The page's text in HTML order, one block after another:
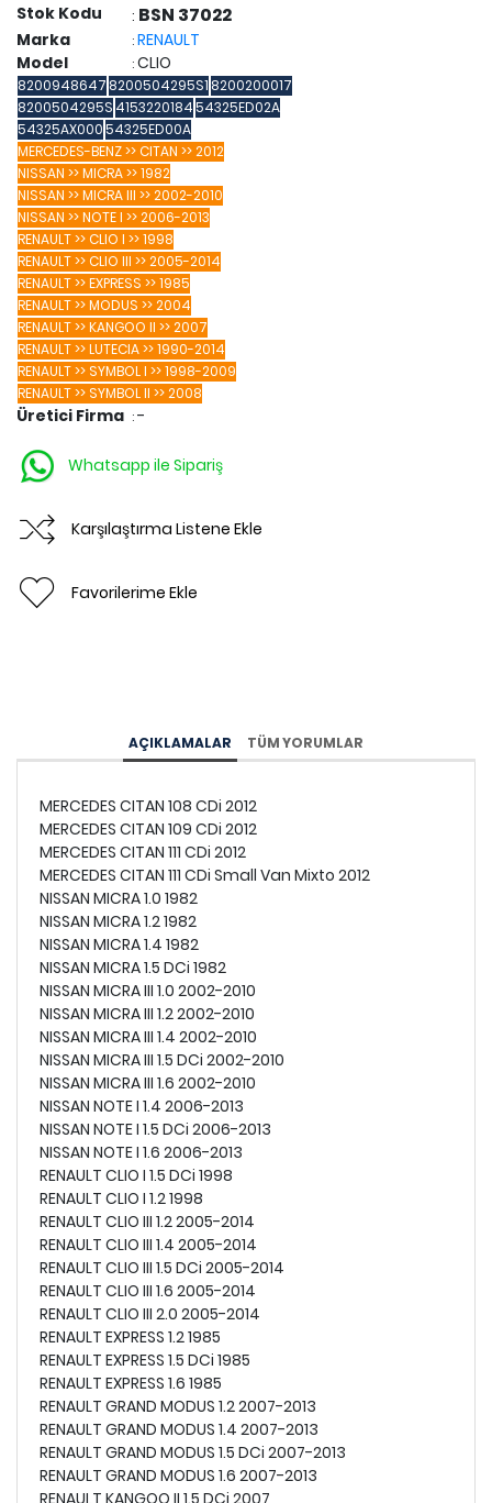
Stok Kodu : BSN 37022
Marka : RENAULT
Model
: CLIO
8200948647 8200504295S1 8200200017
8200504295S 415322018454325ED02A
54325AX00054325ED00A
MERCEDES-BENZ >> CITAN >> 2012
NISSAN >> MICRA >> 1982
NISSAN >> MICRA III >> 2002-2010
NISSAN >> NOTE I >> 2006-2013
RENAULT >> CLIO I >> 1998
RENAULT >> CLIO III >> 2005-2014
RENAULT >> EXPRESS >> 1985
RENAULT >> MODUS >> 2004
RENAULT >> KANGOO II >> 2007
RENAULT >> LUTECIA >> 1990-2014
RENAULT >> SYMBOL I >> 1998-2009
RENAULT >> SYMBOL II >> 2008
Üretici Firma : -
Whatsapp ile Sipariş
Karşılaştırma Listene Ekle
Favorilerime Ekle
AÇIKLAMALAR TÜM YORUMLAR
MERCEDES CITAN 108 CDi 2012
MERCEDES CITAN 109 CDi 2012
MERCEDES CITAN 111 CDi 2012
MERCEDES CITAN 111 CDi Small Van Mixto 2012
NISSAN MICRA 1.0 1982
NISSAN MICRA 1.2 1982
NISSAN MICRA 1.4 1982
NISSAN MICRA 1.5 DCi 1982
NISSAN MICRA III 1.0 2002-2010
NISSAN MICRA III 1.2 2002-2010
NISSAN MICRA III 1.4 2002-2010
NISSAN MICRA III 1.5 DCi 2002-2010
NISSAN MICRA III 1.6 2002-2010
NISSAN NOTE I 1.4 2006-2013
NISSAN NOTE I 1.5 DCi 2006-2013
NISSAN NOTE I 1.6 2006-2013
RENAULT CLIO I 1.5 DCi 1998
RENAULT CLIO I 1.2 1998
RENAULT CLIO III 1.2 2005-2014
RENAULT CLIO III 1.4 2005-2014
RENAULT CLIO III 1.5 DCi 2005-2014
RENAULT CLIO III 1.6 2005-2014
RENAULT CLIO III 2.0 2005-2014
RENAULT EXPRESS 1.2 1985
RENAULT EXPRESS 1.5 DCi 1985
RENAULT EXPRESS 1.6 1985
RENAULT GRAND MODUS 1.2 2007-2013
RENAULT GRAND MODUS 1.4 2007-2013
RENAULT GRAND MODUS 1.5 DCi 2007-2013
RENAULT GRAND MODUS 1.6 2007-2013
RENAULT KANGOO II 1.5 DCi 2007